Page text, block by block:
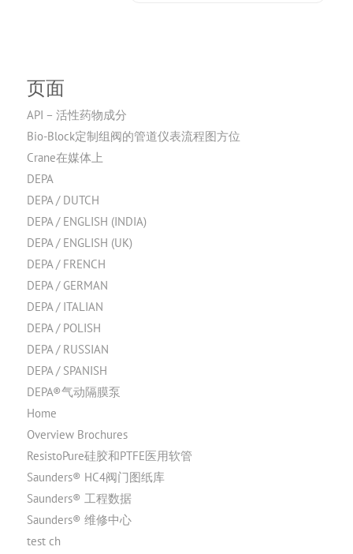
页面
API – 活性药物成分
Bio-Block定制组阀的管道仪表流程图方位
Crane在媒体上
DEPA
DEPA / DUTCH
DEPA / ENGLISH (INDIA)
DEPA / ENGLISH (UK)
DEPA / FRENCH
DEPA / GERMAN
DEPA / ITALIAN
DEPA / POLISH
DEPA / RUSSIAN
DEPA / SPANISH
DEPA®气动隔膜泵
Home
Overview Brochures
ResistoPure硅胶和PTFE医用软管
Saunders® HC4阀门图纸库
Saunders® 工程数据
Saunders® 维修中心
test ch